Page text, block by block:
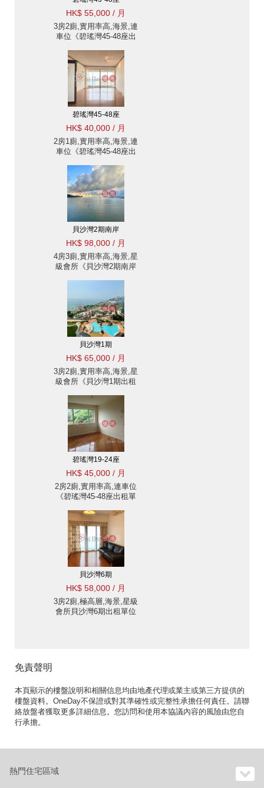
HK$ 55,000 / 月
3房2廁,實用率高,海景,連
車位《碧瑤灣45-48座出
碧瑤灣45-48座
HK$ 40,000 / 月
2房1廁,實用率高,海景,連
車位《碧瑤灣45-48座出
貝沙灣2期南岸
HK$ 98,000 / 月
4房3廁,實用率高,海景,星
級會所《貝沙灣2期南岸
貝沙灣1期
HK$ 65,000 / 月
3房2廁,實用率高,海景,星
級會所《貝沙灣1期出租
碧瑤灣19-24座
HK$ 45,000 / 月
2房2廁,實用率高,連車位
《碧瑤灣45-48座出租單
貝沙灣6期
HK$ 58,000 / 月
3房2廁,極高層,海景,星級
會所貝沙灣6期出租單位
免責聲明
本頁顯示的樓盤說明和相關信息均由地產代理或業主或第三方提供的
樓盤資料。OneDay不保證或對其準確性或完整性承擔任何責任。請聯
絡放盤者獲取更多詳細信息。您訪問和使用本協議內容的風險由您自
行承擔。
熱門住宅區域